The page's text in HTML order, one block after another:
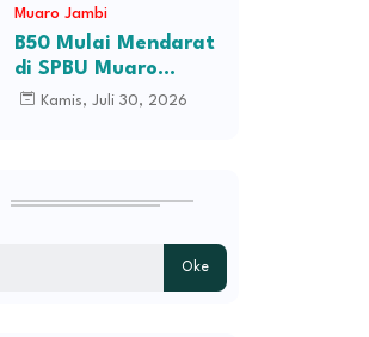
Batik Ibu Gubernur
Muaro Jambi
B50 Mulai Mendarat
di SPBU Muaro
Jambi, Stok Ludes
Kamis, Juli 30, 2026